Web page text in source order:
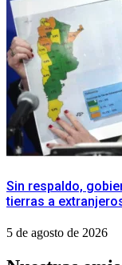
Sin respaldo,
tierras a
5 de agosto de 2026